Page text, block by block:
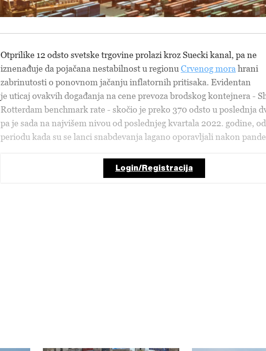
Otprilike 12 odsto svetske trgovine prolazi kroz Suecki kanal, pa ne
iznenađuje da pojačana nestabilnost u regionu Crvenog mora hrani
zabrinutosti o ponovnom jačanju inflatornih pritisaka. Evidentan
je uticaj ovakvih događanja na cene prevoza brodskog kontejnera -
Rotterdam benchmark rate - skočio je preko 370 odsto u poslednja
pa je sada na najvišem nivou od poslednjeg kvartala 2022. godine,
periodu kada su se lanci snabdevanja lagano oporavljali nakon
Login/Registracija